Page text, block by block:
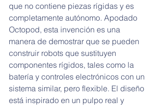
que no contiene piezas rígidas y es
completamente autónomo. Apodado
Octopod, esta invención es una
manera de demostrar que se pueden
construir robots que sustituyen
componentes rígidos, tales como la
batería y controles electrónicos con un
sistema similar, pero flexible. El diseño
está inspirado en un pulpo real y